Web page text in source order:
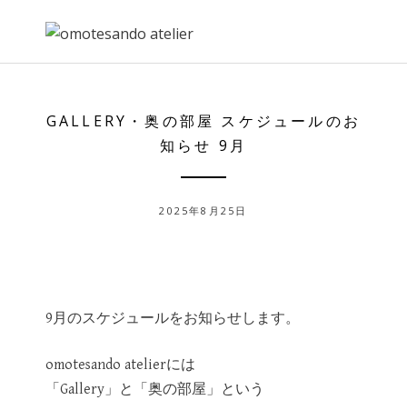
content
GALLERY・奥の部屋 スケジュールのお
知らせ 9月
2025年8月25日
9月のスケジュールをお知らせします。
omotesando atelierには
「Gallery」と「奥の部屋」という